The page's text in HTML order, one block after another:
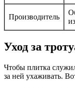
Производитель
Уход за
Чтобы плитка
за ней ухаживать.